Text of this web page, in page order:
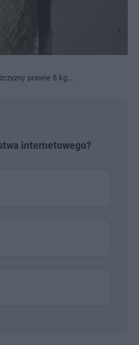
prawie 8 kg
internetowego?